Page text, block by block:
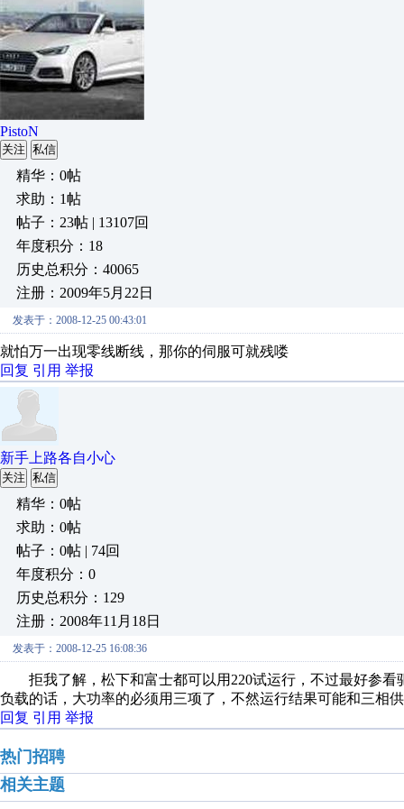
PistoN
关注 私信
精华：0帖
求助：1帖
帖子：23帖 | 13107回
年度积分：18
历史总积分：40065
注册：2009年5月22日
发表于：2008-12-25 00:43:01
就怕万一出现零线断线，那你的伺服可就残喽
回复 引用 举报
新手上路各自小心
关注 私信
精华：0帖
求助：0帖
帖子：0帖 | 74回
年度积分：0
历史总积分：129
注册：2008年11月18日
发表于：2008-12-25 16:08:36
拒我了解，松下和富士都可以用220试运行，不过最好参看
负载的话，大功率的必须用三项了，不然运行结果可能和三相
回复 引用 举报
热门招聘
相关主题